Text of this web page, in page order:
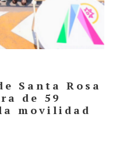
Santa Rosa
de 59
movilidad